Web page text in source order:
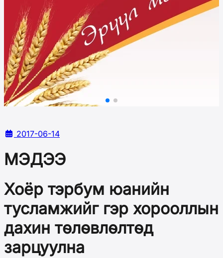
2017-06-14
МЭДЭЭ
Хоёр тэрбум юанийн
тусламжийг гэр хорооллын
дахин төлөвлөлтөд
зарцуулна